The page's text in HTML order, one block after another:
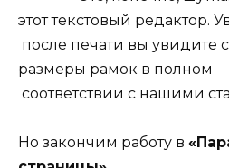
этот текстовый
после печати вы увидите
размеры рамок
соответствии с нашими
Но закончим работу в